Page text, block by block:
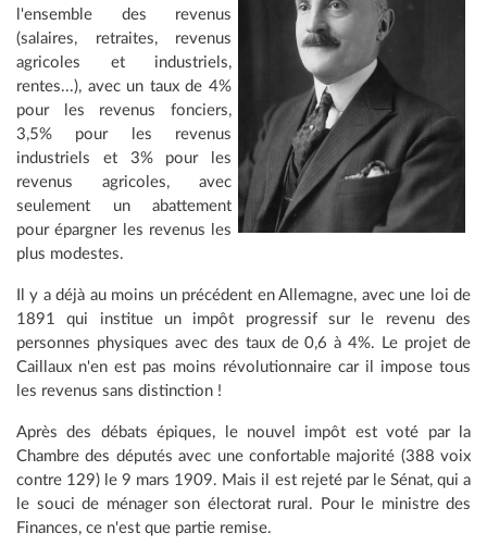
l'ensemble des revenus
(salaires, retraites, revenus
agricoles et industriels,
rentes...), avec un taux de 4%
pour les revenus fonciers,
3,5% pour les revenus
industriels et 3% pour les
revenus agricoles, avec
seulement un abattement
pour épargner les revenus les
plus modestes.
Il y a déjà au moins un précédent en Allemagne, avec une loi de
1891 qui institue un impôt progressif sur le revenu des
personnes physiques avec des taux de 0,6 à 4%. Le projet de
Caillaux n'en est pas moins révolutionnaire car il impose tous
les revenus sans distinction !
Après des débats épiques, le nouvel impôt est voté par la
Chambre des députés avec une confortable majorité (388 voix
contre 129) le 9 mars 1909. Mais il est rejeté par le Sénat, qui a
le souci de ménager son électorat rural. Pour le ministre des
Finances, ce n'est que partie remise.